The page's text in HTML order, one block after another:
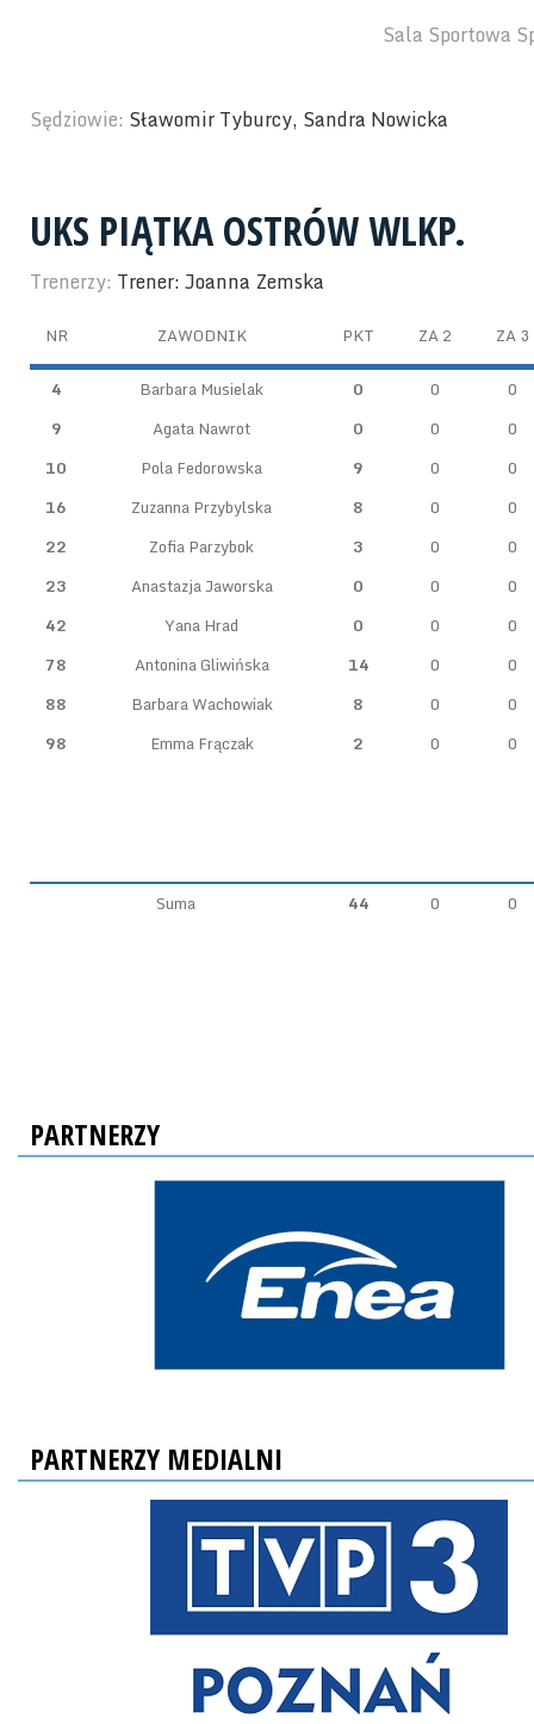
Sala Sportowa
Sędziowie: Sławomir Tyburcy, Sandra Nowicka
UKS PIĄTKA OSTRÓW WLKP.
Trenerzy: Trener: Joanna Zemska
NR ZAWODNIK PKT ZA 2 ZA 3
4 Barbara Musielak 0 0
0
9
Agata Nawrot 0 0
0
10
Pola Fedorowska 9 0
0
16
Zuzanna Przybylska 8 0
0
22
Zofia Parzybok 3 0
0
23
Anastazja Jaworska 0 0
0
42
Yana Hrad 0 0
0
78
Antonina Gliwińska 14 0
0
88
Barbara Wachowiak 8 0
0
98
Emma Frączak 2 0 0
Suma 44 0 0
PARTNERZY
PARTNERZY MEDIALNI